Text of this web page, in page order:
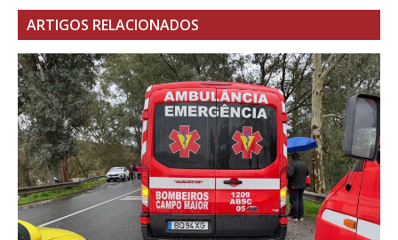
ARTIGOS RELACIONADOS